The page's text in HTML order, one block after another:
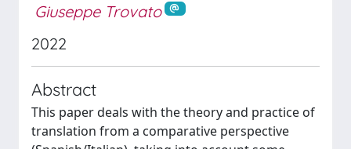
Giuseppe Trovato
2022
Abstract
This paper deals with the theory and practice of
translation from a comparative perspective